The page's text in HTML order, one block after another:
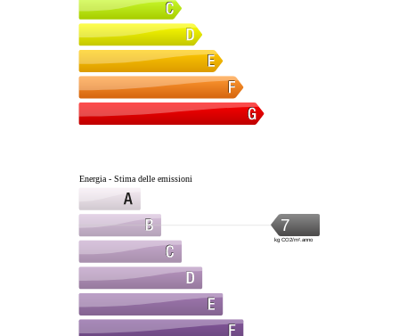
Energia - Stima delle emissioni
7
kg CO2/m².anno